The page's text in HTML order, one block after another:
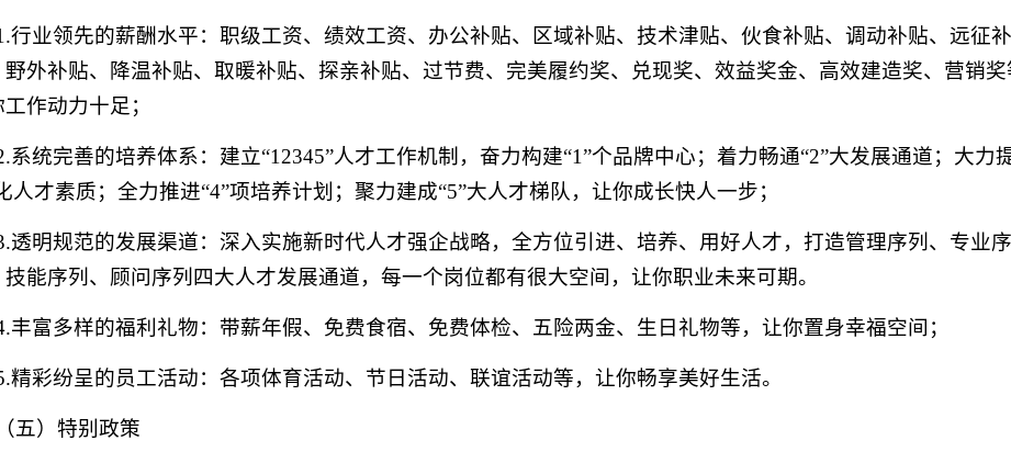
行业领先的薪酬水平：职级工资、绩效工资、办公补贴、区域补贴、技术津贴、伙食补贴、调动补贴、远征补
野外补贴、降温补贴、取暖补贴、探亲补贴、过节费、完美履约奖、兑现奖、效益奖金、高效建造奖、营销
作动力十足；
系统完善的培养体系：建立“12345”人才工作机制，奋力构建“1”个品牌中心；着力畅通“2”大发展通道；大力
人才素质；全力推进“4”项培养计划；聚力建成“5”大人才梯队，让你成长快人一步；
透明规范的发展渠道：深入实施新时代人才强企战略，全方位引进、培养、用好人才，打造管理序列、专业序
技能序列、顾问序列四大人才发展通道，每一个岗位都有很大空间，让你职业未来可期。
丰富多样的福利礼物：带薪年假、免费食宿、免费体检、五险两金、生日礼物等，让你置身幸福空间；
精彩纷呈的员工活动：各项体育活动、节日活动、联谊活动等，让你畅享美好生活。
（五）特别政策